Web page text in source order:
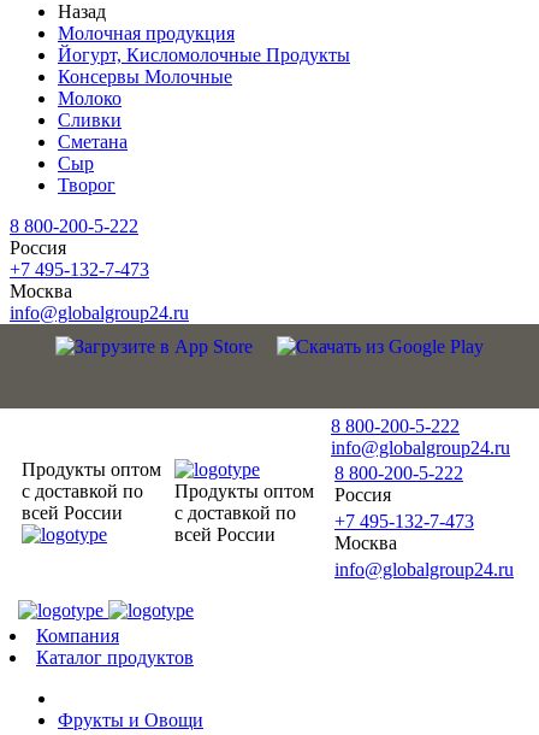
Назад
Молочная продукция
Йогурт, Кисломолочные Продукты
Консервы Молочные
Молоко
Сливки
Сметана
Сыр
Творог
8 800-200-5-222
Россия
+7 495-132-7-473
Москва
info@globalgroup24.ru
Продукты оптом
с доставкой по
всей России
Продукты оптом
с доставкой по
всей России
8 800-200-5-222
info@globalgroup24.ru
8 800-200-5-222
Россия
+7 495-132-7-473
Москва
info@globalgroup24.ru
Компания
Каталог продуктов
Фрукты и Овощи